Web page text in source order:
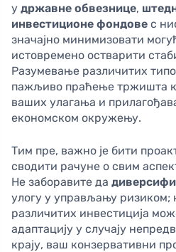
у државне обвезнице,
инвестиционе фондове с
значајно минимизовати
истовремено остварити
Разумевање различитих
пажљиво праћење тржишта
ваших улагања и
економском окружењу.
Тим пре, важно је бити
сводити рачуне о свим
Не заборавите да
улогу у управљању ризиком;
различитих инвестиција
адаптацију у случају
крају, ваш конзервативни